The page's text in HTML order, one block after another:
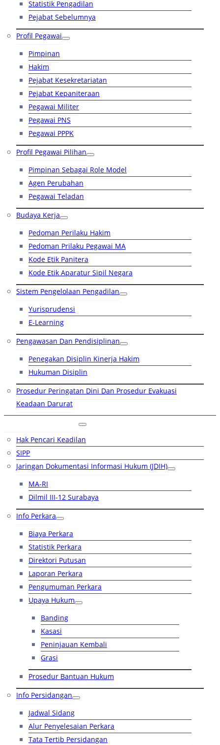
Statistik Pengadilan
Pejabat Sebelumnya
Profil Pegawai
Pimpinan
Hakim
Pejabat Kesekretariatan
Pejabat Kepaniteraan
Pegawai Militer
Pegawai PNS
Pegawai PPPK
Profil Pegawai Pilihan
Pimpinan Sebagai Role Model
Agen Perubahan
Pegawai Teladan
Budaya Kerja
Pedoman Perilaku Hakim
Pedoman Prilaku Pegawai MA
Kode Etik Panitera
Kode Etik Aparatur Sipil Negara
Sistem Pengelolaan Pengadilan
Yurisprudensi
E-Learning
Pengawasan Dan Pendisiplinan
Penegakan Disiplin Kinerja Hakim
Hukuman Disiplin
Prosedur Peringatan Dini Dan Prosedur Evakuasi
Keadaan Darurat
Hak Pencari Keadilan
SIPP
Jaringan Dokumentasi Informasi Hukum (JDIH)
MA-RI
Dilmil III-12 Surabaya
Info Perkara
Biaya Perkara
Statistik Perkara
Direktori Putusan
Laporan Perkara
Pengumuman Perkara
Upaya Hukum
Banding
Kasasi
Peninjauan Kembali
Grasi
Prosedur Bantuan Hukum
Info Persidangan
Jadwal Sidang
Alur Penyelesaian Perkara
Tata Tertib Persidangan